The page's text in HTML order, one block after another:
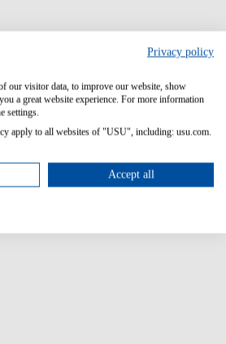
Privacy policy
our visitor data, to improve our website, show
a great website experience. For more information
settings.
apply to all websites of "USU", including: usu.com.
Accept all